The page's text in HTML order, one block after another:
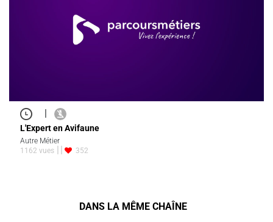
|
L'Expert en Avifaune
Autre Métier
1162 vues
352
DANS LA MÊME CHAÎNE